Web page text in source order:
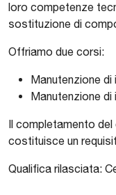
loro competenze
sostituzione di
Offriamo due corsi:
Manutenzione
Manutenzione di
Il completamento
costituisce un
Qualifica rilasciata: